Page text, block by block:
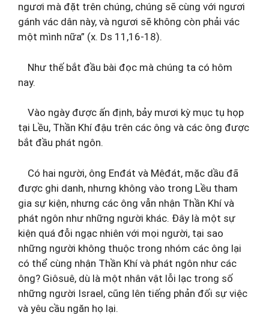
ngươi mà đặt trên chúng, chúng sẽ cùng với ngươi
gánh vác dân này, và ngươi sẽ không còn phải vác
một mình nữa” (x. Ds 11,16-18).
Như thế bắt đầu bài đọc mà chúng ta có hôm
nay.
Vào ngày được ấn định, bảy mươi kỳ mục tụ họp
tại Lều, Thần Khí đậu trên các ông và các ông được
bắt đầu phát ngôn.
Có hai người, ông Enđát và Mêđát, mặc dầu đã
được ghi danh, nhưng không vào trong Lều tham
gia sự kiện, nhưng các ông vẫn nhận Thần Khí và
phát ngôn như những người khác. Đây là một sự
kiện quá đỗi ngạc nhiên với mọi người, tại sao
những người không thuộc trong nhóm các ông lại
có thể cùng nhận Thần Khí và phát ngôn như các
ông? Giôsuê, dù là một nhân vật lỗi lạc trong số
những người Israel, cũng lên tiếng phản đối sự việc
và yêu cầu ngăn họ lại.